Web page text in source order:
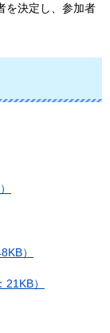
を決定し、参加者
）
）